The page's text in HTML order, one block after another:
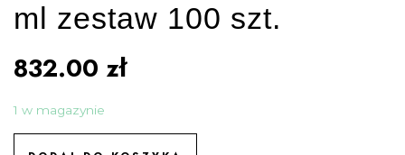
ml zestaw 100 szt.
832.00 zł
1 w magazynie